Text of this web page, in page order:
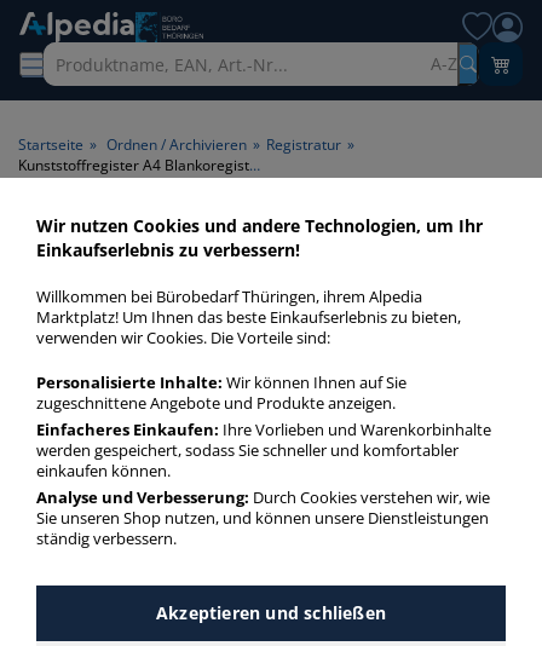
A-Z
Startseite » Ordnen / Archivieren » Registratur »
Kunststoffregister A4 Blankoregister
Kunststoffregister A4
Blankoregister > Format A4 >
Art Register Blankoregister
Kunststoffregister A4 Blankoregister in bester Qualität zum
günstigen Preis. Finden Sie schnell Kunststoffregister A4
Blankoregister mit unserer Filter-Funktion.
Kunststoffregister A4 Blankoregister
mehr Infos zur Kategorie
Häufig gesucht
Wir nutzen Cookies und andere Technologien, um Ihr
Einkaufserlebnis zu verbessern!
Willkommen bei Bürobedarf Thüringen, ihrem Alpedia
Marktplatz! Um Ihnen das beste Einkaufserlebnis zu bieten,
verwenden wir Cookies. Die Vorteile sind:
Personalisierte Inhalte: Wir können Ihnen auf Sie
zugeschnittene Angebote und Produkte anzeigen.
Einfacheres Einkaufen: Ihre Vorlieben und Warenkorbinhalte
werden gespeichert, sodass Sie schneller und komfortabler
einkaufen können.
Analyse und Verbesserung: Durch Cookies verstehen wir, wie
Sie unseren Shop nutzen, und können unsere Dienstleistungen
ständig verbessern.
Akzeptieren und schließen